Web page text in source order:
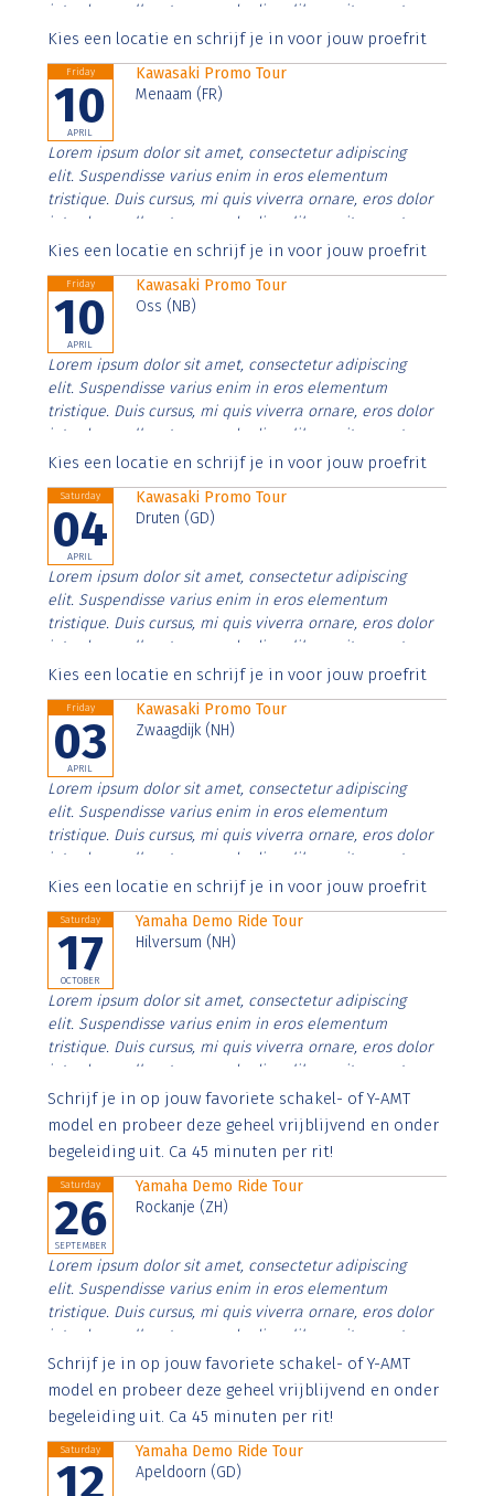
interdum nulla, ut commodo diam libero vitae erat.
Aenean faucibus nibh et justo cursus id rutrum lorem
Kies een locatie en schrijf je in voor jouw proefrit
Friday
10
APRIL
Kawasaki Promo Tour
Menaam (FR)
Lorem ipsum dolor sit amet, consectetur adipiscing
elit. Suspendisse varius enim in eros elementum
tristique. Duis cursus, mi quis viverra ornare, eros dolor
interdum nulla, ut commodo diam libero vitae erat.
Aenean faucibus nibh et justo cursus id rutrum lorem
Kies een locatie en schrijf je in voor jouw proefrit
Friday
10
APRIL
Kawasaki Promo Tour
Oss (NB)
Lorem ipsum dolor sit amet, consectetur adipiscing
elit. Suspendisse varius enim in eros elementum
tristique. Duis cursus, mi quis viverra ornare, eros dolor
interdum nulla, ut commodo diam libero vitae erat.
Aenean faucibus nibh et justo cursus id rutrum lorem
Kies een locatie en schrijf je in voor jouw proefrit
Saturday
04
APRIL
Kawasaki Promo Tour
Druten (GD)
Lorem ipsum dolor sit amet, consectetur adipiscing
elit. Suspendisse varius enim in eros elementum
tristique. Duis cursus, mi quis viverra ornare, eros dolor
interdum nulla, ut commodo diam libero vitae erat.
Aenean faucibus nibh et justo cursus id rutrum lorem
Kies een locatie en schrijf je in voor jouw proefrit
Friday
03
APRIL
Kawasaki Promo Tour
Zwaagdijk (NH)
Lorem ipsum dolor sit amet, consectetur adipiscing
elit. Suspendisse varius enim in eros elementum
tristique. Duis cursus, mi quis viverra ornare, eros dolor
interdum nulla, ut commodo diam libero vitae erat.
Aenean faucibus nibh et justo cursus id rutrum lorem
Kies een locatie en schrijf je in voor jouw proefrit
Saturday
17
OCTOBER
Yamaha Demo Ride Tour
Hilversum (NH)
Lorem ipsum dolor sit amet, consectetur adipiscing
elit. Suspendisse varius enim in eros elementum
tristique. Duis cursus, mi quis viverra ornare, eros dolor
interdum nulla, ut commodo diam libero vitae erat.
Aenean faucibus nibh et justo cursus id rutrum lorem
imperdiet. Nunc ut sem vitae risus tristique posuere.
Schrijf je in op jouw favoriete schakel- of Y-AMT
model en probeer deze geheel vrijblijvend en onder
begeleiding uit. Ca 45 minuten per rit!
Saturday
26
SEPTEMBER
Yamaha Demo Ride Tour
Rockanje (ZH)
Lorem ipsum dolor sit amet, consectetur adipiscing
elit. Suspendisse varius enim in eros elementum
tristique. Duis cursus, mi quis viverra ornare, eros dolor
interdum nulla, ut commodo diam libero vitae erat.
Aenean faucibus nibh et justo cursus id rutrum lorem
imperdiet. Nunc ut sem vitae risus tristique posuere.
Schrijf je in op jouw favoriete schakel- of Y-AMT
model en probeer deze geheel vrijblijvend en onder
begeleiding uit. Ca 45 minuten per rit!
Saturday
12
Yamaha Demo Ride Tour
Apeldoorn (GD)